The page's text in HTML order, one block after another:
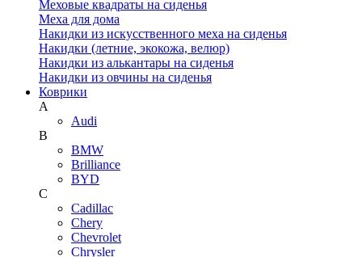
Меховые квадраты на сиденья
Меха для дома
Накидки из искусственного меха на сиденья
Накидки (летние, экокожа, велюр)
Накидки из алькантары на сиденья
Накидки из овчины на сиденья
Коврики
A
Audi
B
BMW
Brilliance
BYD
C
Cadillac
Chery
Chevrolet
Chrysler